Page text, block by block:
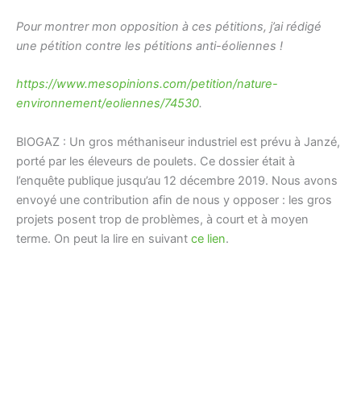
Pour montrer mon opposition à ces pétitions, j’ai rédigé
une pétition contre les pétitions anti-éoliennes !
https://www.mesopinions.com/petition/nature-
environnement/eoliennes/74530.
BIOGAZ : Un gros méthaniseur industriel est prévu à Janzé,
porté par les éleveurs de poulets. Ce dossier était à
l’enquête publique jusqu’au 12 décembre 2019. Nous avons
envoyé une contribution afin de nous y opposer : les gros
projets posent trop de problèmes, à court et à moyen
terme. On peut la lire en suivant ce lien.